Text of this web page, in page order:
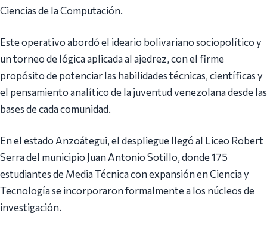
Ciencias de la Computación.
Este operativo abordó el ideario bolivariano sociopolítico y
un torneo de lógica aplicada al ajedrez, con el firme
propósito de potenciar las habilidades técnicas, científicas y
el pensamiento analítico de la juventud venezolana desde las
bases de cada comunidad.
En el estado Anzoátegui, el despliegue llegó al Liceo Robert
Serra del municipio Juan Antonio Sotillo, donde 175
estudiantes de Media Técnica con expansión en Ciencia y
Tecnología se incorporaron formalmente a los núcleos de
investigación.